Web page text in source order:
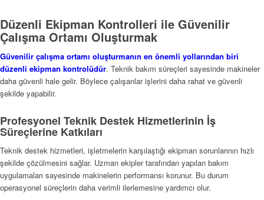
Düzenli Ekipman Kontrolleri ile Güvenilir
Çalışma Ortamı Oluşturmak
Güvenilir çalışma ortamı oluşturmanın en önemli yollarından biri
düzenli ekipman kontrolüdür. Teknik bakım süreçleri sayesinde makineler
daha güvenli hale gelir. Böylece çalışanlar işlerini daha rahat ve güvenli
şekilde yapabilir.
Profesyonel Teknik Destek Hizmetlerinin İş
Süreçlerine Katkıları
Teknik destek hizmetleri, işletmelerin karşılaştığı ekipman sorunlarının hızlı
şekilde çözülmesini sağlar. Uzman ekipler tarafından yapılan bakım
uygulamaları sayesinde makinelerin performansı korunur. Bu durum
operasyonel süreçlerin daha verimli ilerlemesine yardımcı olur.